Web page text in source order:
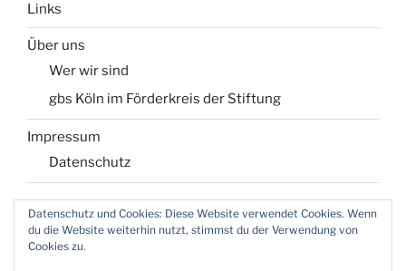
Links
Über uns
Wer wir sind
gbs Köln im Förderkreis der Stiftung
Impressum
Datenschutz
Login für Webmaster
Datenschutz und Cookies: Diese Website verwendet Cookies. Wenn
du die Website weiterhin nutzt, stimmst du der Verwendung von
Cookies zu.